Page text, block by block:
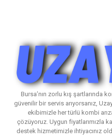
Bursa’nın zorlu kış şartlarında
güvenilir bir servis arıyorsanız,
ekibimizle her türlü kombi
çözüyoruz. Uygun fiyatlarımızla
destek hizmetimizle ihtiyacınız